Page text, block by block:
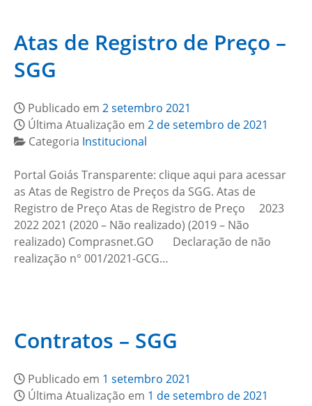
Atas de Registro de Preço –
SGG
Publicado em 2 setembro 2021
Última Atualização em 2 de setembro de 2021
Categoria Institucional
Portal Goiás Transparente: clique aqui para acessar
as Atas de Registro de Preços da SGG. Atas de
Registro de Preço Atas de Registro de Preço 2023
2022 2021 (2020 – Não realizado) (2019 – Não
realizado) Comprasnet.GO Declaração de não
realização n° 001/2021-GCG…
Contratos – SGG
Publicado em 1 setembro 2021
Última Atualização em 1 de setembro de 2021